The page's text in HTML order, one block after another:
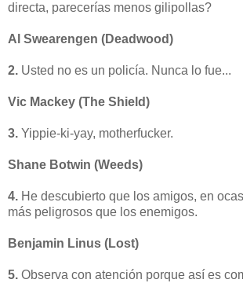
directa, parecerías menos gilipollas?
Al Swearengen (Deadwood)
2. Usted no es un policía. Nunca lo fue...
Vic Mackey (The Shield)
3. Yippie-ki-yay, motherfucker.
Shane Botwin (Weeds)
4. He descubierto que los amigos, en
más peligrosos que los enemigos.
Benjamin Linus (Lost)
5. Observa con atención porque así es